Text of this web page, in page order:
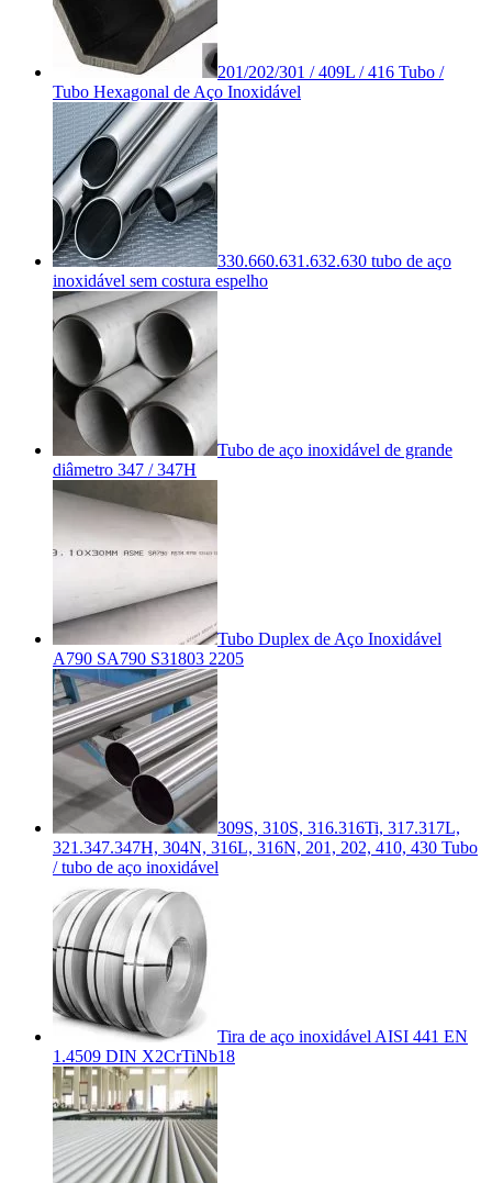
201/202/301 / 409L / 416 Tubo /
Tubo Hexagonal de Aço Inoxidável
330.660.631.632.630 tubo de aço
inoxidável sem costura espelho
Tubo de aço inoxidável de grande
diâmetro 347 / 347H
Tubo Duplex de Aço Inoxidável
A790 SA790 S31803 2205
309S, 310S, 316.316Ti, 317.317L,
321.347.347H, 304N, 316L, 316N, 201, 202, 410, 430 Tubo
/ tubo de aço inoxidável
Tira de aço inoxidável AISI 441 EN
1.4509 DIN X2CrTiNb18